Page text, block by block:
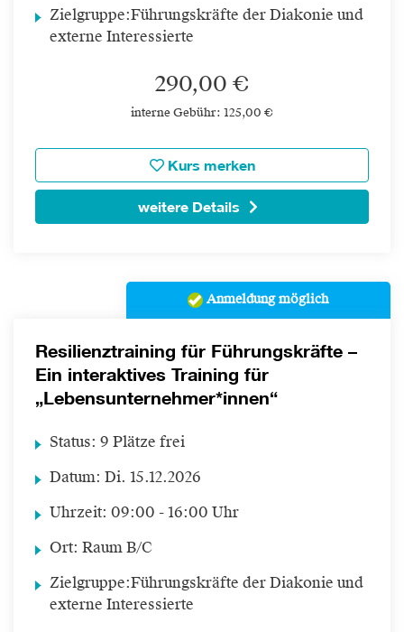
Zielgruppe:Führungskräfte der Diakonie und
externe Interessierte
290,00 €
interne Gebühr: 125,00 €
Kurs merken
weitere Details
Anmeldung möglich
Resilienztraining für Führungskräfte –
Ein interaktives Training für
„Lebensunternehmer*innen“
Status: 9 Plätze frei
Datum: Di. 15.12.2026
Uhrzeit: 09:00 - 16:00 Uhr
Ort: Raum B/C
Zielgruppe:Führungskräfte der Diakonie und
externe Interessierte